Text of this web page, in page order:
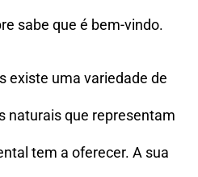
sabe que é bem-vindo.
existe uma variedade de
naturais que representam
tem a oferecer. A sua